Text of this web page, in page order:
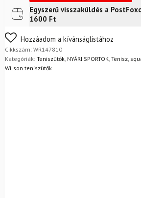
Futár a címre2 400
Egyszerű visszaküldés a
1600 Ft
Nem biztos a választásában? Semmi
egyszerűen visszaküldheti 14 napon
Mik a visszaküldés feltételei?
Hozzáadom a kívánságlistához
Cikkszám: WR147810
Kategóriák: Teniszütők NYÁRI SPORTOK Tenisz,
Wilson teniszütők